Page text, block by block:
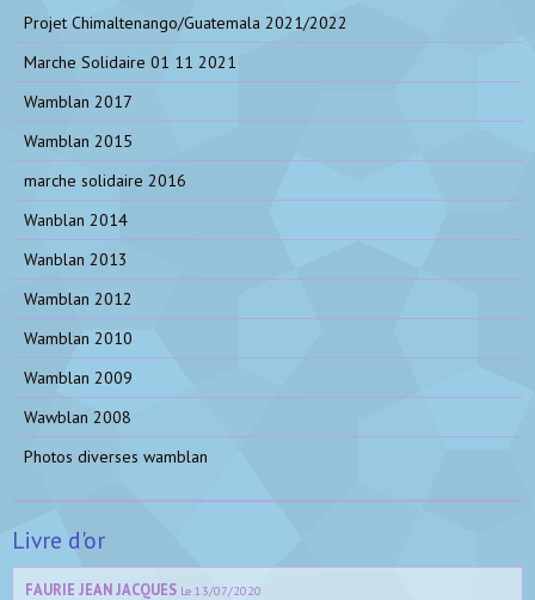
Projet Chimaltenango/Guatemala 2021/2022
Marche Solidaire 01 11 2021
Wamblan 2017
Wamblan 2015
marche solidaire 2016
Wanblan 2014
Wanblan 2013
Wamblan 2012
Wamblan 2010
Wamblan 2009
Wawblan 2008
Photos diverses wamblan
Livre d'or
FAURIE JEAN JACQUES Le 13/07/2020